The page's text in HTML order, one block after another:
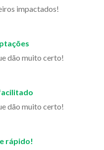
impactados!
dão muito certo!
dão muito certo!
rápido!